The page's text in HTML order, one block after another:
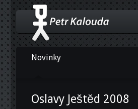
Novinky
Oslavy Ještěd 2008